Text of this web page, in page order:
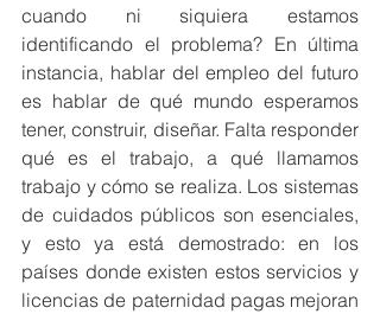
cuando ni siquiera estamos
identificando el problema? En última
instancia, hablar del empleo del futuro
es hablar de qué mundo esperamos
tener, construir, diseñar. Falta responder
qué es el trabajo, a qué llamamos
trabajo y cómo se realiza. Los sistemas
de cuidados públicos son esenciales,
y esto ya está demostrado: en los
países donde existen estos servicios y
licencias de paternidad pagas mejoran